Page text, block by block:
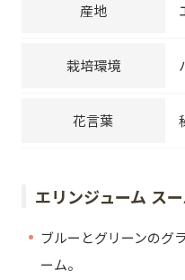
産地
栽培環境
花言葉
エリンジューム ス
ブルーとグリーンのグ
ーム。